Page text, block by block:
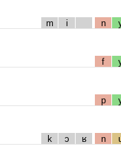
m i n
f
p
k ɔ ʁ n